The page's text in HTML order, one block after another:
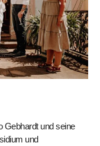
Gebhardt und seine
und